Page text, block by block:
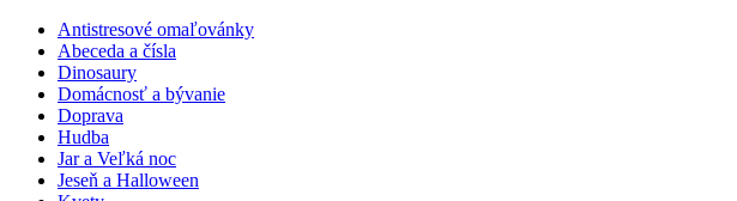
Antistresové omaľovánky
Abeceda a čísla
Dinosaury
Domácnosť a bývanie
Doprava
Hudba
Jar a Veľká noc
Jeseň a Halloween